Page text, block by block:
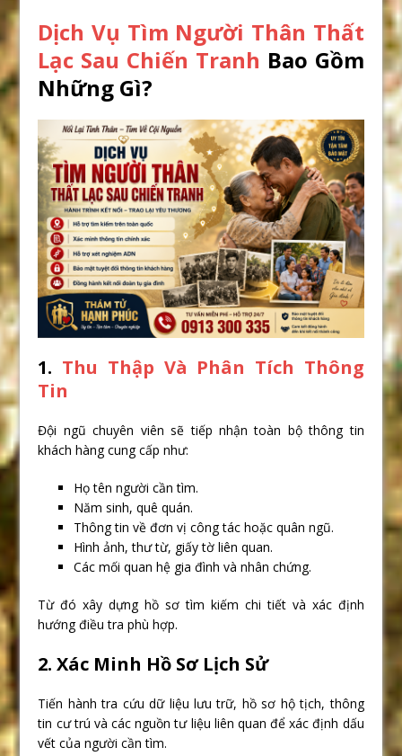
Dịch Vụ Tìm Người Thân Thất
Lạc Sau Chiến Tranh Bao Gồm
Những Gì?
1. Thu Thập Và Phân Tích Thông
Tin
Đội ngũ chuyên viên sẽ tiếp nhận toàn bộ thông tin
khách hàng cung cấp như:
Họ tên người cần tìm.
Năm sinh, quê quán.
Thông tin về đơn vị công tác hoặc quân ngũ.
Hình ảnh, thư từ, giấy tờ liên quan.
Các mối quan hệ gia đình và nhân chứng.
Từ đó xây dựng hồ sơ tìm kiếm chi tiết và xác định
hướng điều tra phù hợp.
2. Xác Minh Hồ Sơ Lịch Sử
Tiến hành tra cứu dữ liệu lưu trữ, hồ sơ hộ tịch, thông
tin cư trú và các nguồn tư liệu liên quan để xác định dấu
vết của người cần tìm.